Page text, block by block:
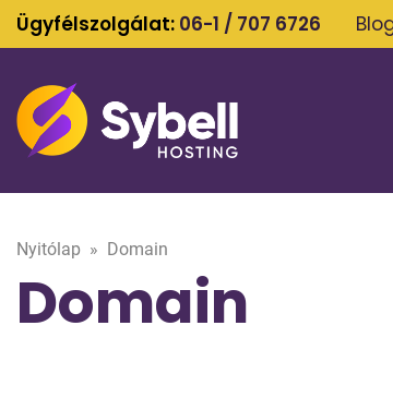
Ügyfélszolgálat: 06-1 / 707 6726
Nyitólap » Domain
Domain